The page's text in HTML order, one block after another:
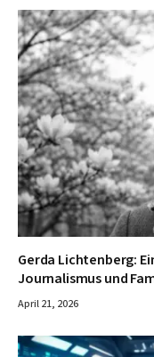
Gerda Lichtenberg:
Journalismus und
April 21, 2026